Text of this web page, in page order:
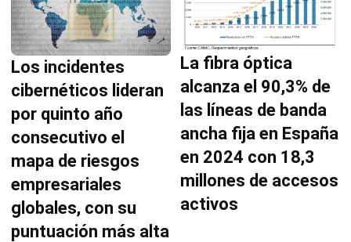
Los incidentes
cibernéticos lideran
por quinto año
consecutivo el
mapa de riesgos
empresariales
globales, con su
puntuación más alta
La fibra óptica
alcanza el 90,3% de
las líneas de banda
ancha fija en España
en 2024 con 18,3
millones de accesos
activos